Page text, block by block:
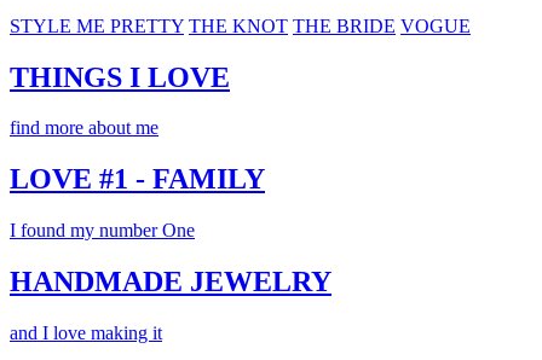
STYLE ME PRETTY THE KNOT THE BRIDE VOGUE
THINGS I LOVE
find more about me
LOVE #1 - FAMILY
I found my number One
HANDMADE JEWELRY
and I love making it